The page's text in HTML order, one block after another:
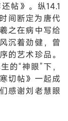
帖》。纵14.1
间断定为唐代
之在病中写给
沉着劲健，曾
的艺术珍品。
的“神眼”下，
切帖》一起成
感谢刘老慧眼